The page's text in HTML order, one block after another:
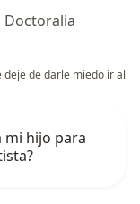
Doctoralia
de darle miedo ir al
mi hijo para